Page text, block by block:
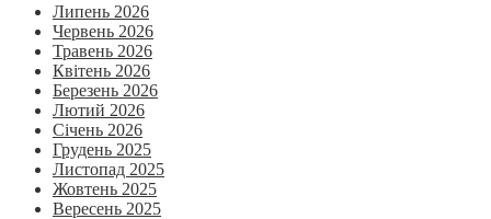
Липень 2026
Червень 2026
Травень 2026
Квітень 2026
Березень 2026
Лютий 2026
Січень 2026
Грудень 2025
Листопад 2025
Жовтень 2025
Вересень 2025